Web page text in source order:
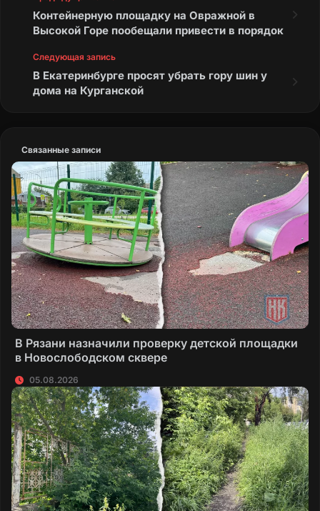
Контейнерную площадку на Овражной в
Высокой Горе пообещали привести в порядок
Следующая запись
В Екатеринбурге просят убрать гору шин у
дома на Курганской
Связанные записи
В Рязани назначили проверку детской площадки
в Новослободском сквере
05.08.2026